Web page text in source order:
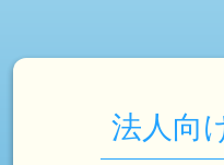
法人向